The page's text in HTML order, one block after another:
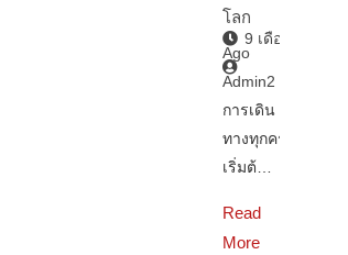
โลก
9 เดือน
Ago
Admin2
การเดิน
ทางทุกครั้ง
เริ่มต้…
Read
More